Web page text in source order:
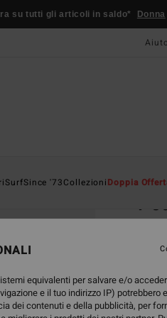
su tutti gli articoli in saldo* Donna
SurfSince '73CollezioniDoppia
Colori
equivalenti per salvare e/o
e il tuo indirizzo IP) potrebbero
dei contenuti e della pubblicità, per